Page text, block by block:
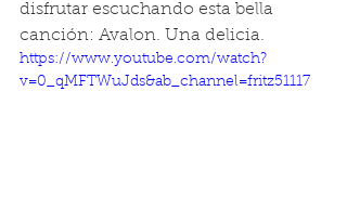
disfrutar escuchando esta bella
canción: Avalon. Una delicia.
https://www.youtube.com/watch?
v=0_qMFTWuJds&ab_channel=fritz51117